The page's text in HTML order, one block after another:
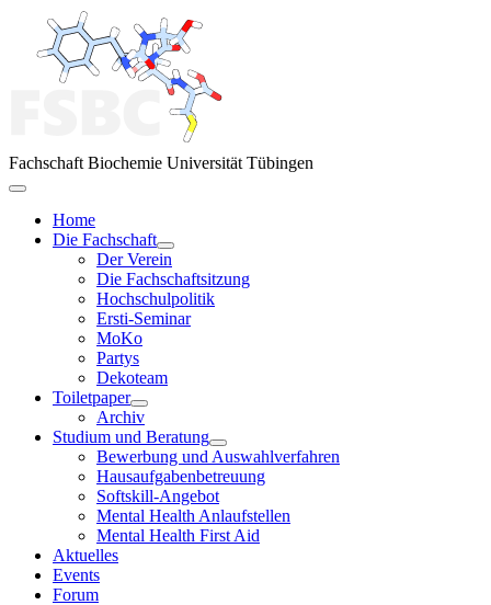
Fachschaft Biochemie Universität Tübingen
Home
Die Fachschaft
Der Verein
Die Fachschaftsitzung
Hochschulpolitik
Ersti-Seminar
MoKo
Partys
Dekoteam
Toiletpaper
Archiv
Studium und Beratung
Bewerbung und Auswahlverfahren
Hausaufgabenbetreuung
Softskill-Angebot
Mental Health Anlaufstellen
Mental Health First Aid
Aktuelles
Events
Forum